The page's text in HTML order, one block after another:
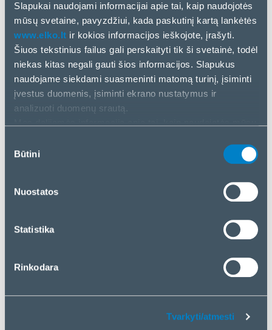
Slapukai naudojami informacijai apie tai, kaip naudojotės
mūsų svetaine, pavyzdžiui, kada paskutinį kartą lankėtės
www.elko.lt ir kokios informacijos ieškojote, įrašyti.
Šiuos tekstinius failus gali perskaityti tik ši svetainė, todėl
niekas kitas negali gauti šios informacijos. Slapukus
naudojame siekdami suasmeninti matomą turinį, įsiminti
įvestus duomenis, įsiminti ekrano nustatymus ir
analizuoti duomenų srautą.
analizės partneriais. Jei su tuo sutinkate, spustelėkite
„Tvarkyti/atmesti“.
pasirinkimas
Būtini
Nuostatos
Statistika
Rinkodara
Tvarkyti/atmesti
3 Bal, 2025
Qnap